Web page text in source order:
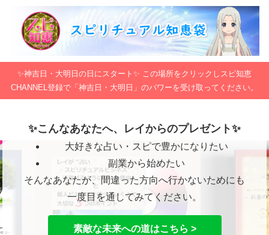
✨神吉日・大明日の日にスタート✨ この場所をクリックしスピ知恵
CHANNEL登録で「神吉日・大明日」のパワーを受け取ってください。
✨こんなあなたへ、レイからのプレゼント✨
大好きな占い・スピで豊かになりたい
副業から始めたい
そんなあなたが、間違った方向へ行かないためにも
一度目を通してみてください。
素敵な未来への道はこちら >